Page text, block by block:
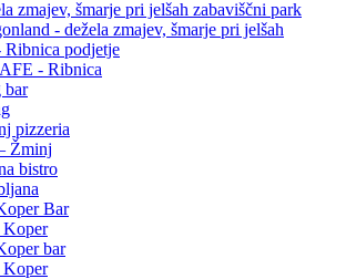
- dežela zmajev, šmarje pri jelšah
- Ribnica
Žminj
Koper